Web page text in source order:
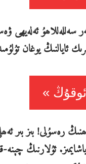
ئەلەيھى
ئايالنىڭ يوغان
رەسۇلى! بىز بىر
ئۇلارنىڭ چېنە-